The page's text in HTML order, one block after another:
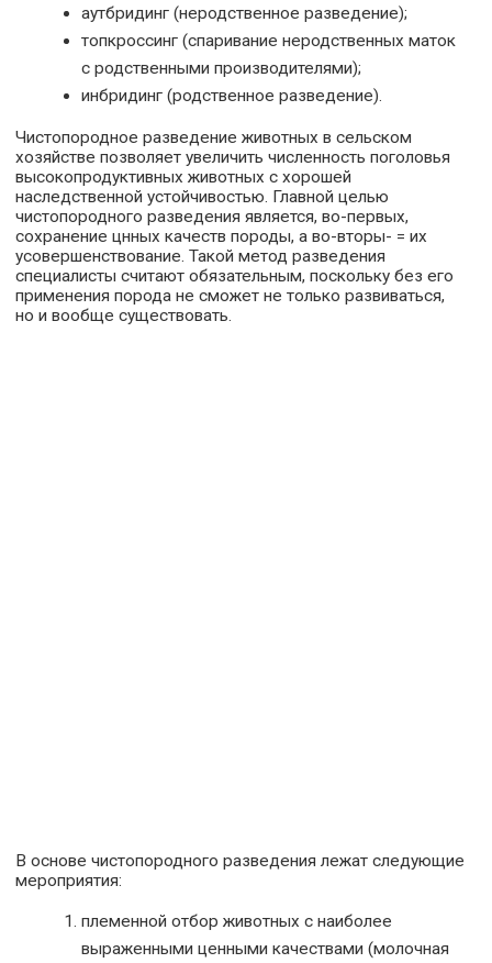
аутбридинг (неродственное разведение);
топкроссинг (спаривание неродственных маток
с родственными производителями);
инбридинг (родственное разведение).
Чистопородное разведение животных в сельском
хозяйстве позволяет увеличить численность поголовья
высокопродуктивных животных с хорошей
наследственной устойчивостью. Главной целью
чистопородного разведения является, во-первых,
сохранение цнных качеств породы, а во-вторы- = их
усовершенствование. Такой метод разведения
специалисты считают обязательным, поскольку без его
применения порода не сможет не только развиваться,
но и вообще существовать.
В основе чистопородного разведения лежат следующие
мероприятия:
племенной отбор животных с наиболее
выраженными ценными качествами (молочная